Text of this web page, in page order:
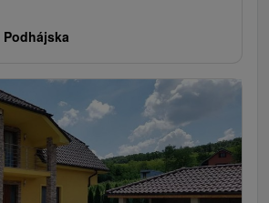
Podhájska